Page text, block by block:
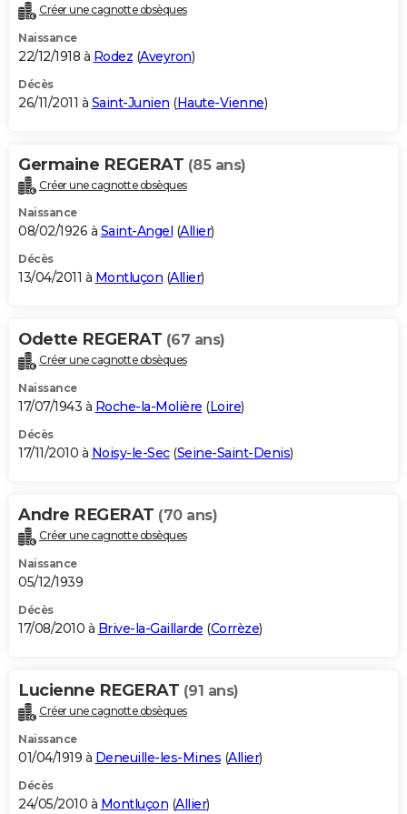
Créer une cagnotte obsèques
Naissance
22/12/1918 à Rodez (Aveyron)
Décès
26/11/2011 à Saint-Junien (Haute-Vienne)
Germaine REGERAT (85 ans)
Créer une cagnotte obsèques
Naissance
08/02/1926 à Saint-Angel (Allier)
Décès
13/04/2011 à Montluçon (Allier)
Odette REGERAT (67 ans)
Créer une cagnotte obsèques
Naissance
17/07/1943 à Roche-la-Molière (Loire)
Décès
17/11/2010 à Noisy-le-Sec(Seine-Saint-Denis)
Andre REGERAT (70 ans)
Créer une cagnotte obsèques
Naissance
05/12/1939
Décès
17/08/2010 à Brive-la-Gaillarde (Corrèze)
Lucienne REGERAT (91 ans)
Créer une cagnotte obsèques
Naissance
01/04/1919 à Deneuille-les-Mines (Allier)
Décès
24/05/2010 à Montluçon (Allier)